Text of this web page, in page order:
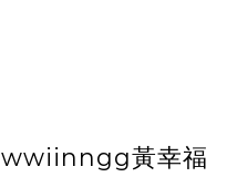
wwiinngg黃幸福